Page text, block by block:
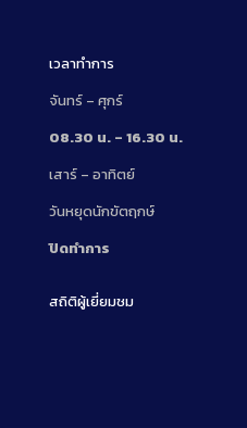
เวลาทำการ
จันทร์ – ศุกร์
08.30 น. – 16.30 น.
เสาร์ – อาทิตย์
วันหยุดนักขัตฤกษ์
ปิดทำการ
สถิติผู้เยี่ยมชม